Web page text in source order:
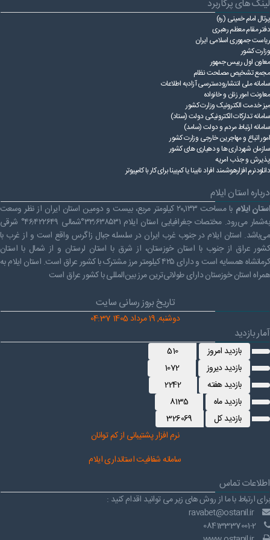
لینک های پرکاربرد
پرتال امام خمینی (ره)
دفتر مقام معظم رهبری
ریاست ‌جمهوری اسلامی ایران
وزارت کشور
معاون اول رییس جمهور
مجمع تشخیص مصلحت نظام
سامانه ملی انتشارودسترسی آزادبه اطلاعات
معاونت امور زنان و خانواده
میز خدمت الکترونیک وزارت کشور
سامانه تدارکات الکترونیکی دولت (ستاد)
سامانه ارتباط مردم و دولت (سامد)
امور اتباع و مهاجرین خارجی وزارت کشور
سازمان شهرداری ها و دهیاری های کشور
پذیرش و جذب امریه
دانلودنرم افزارهوشمند افراد نابینا یا کم‌بینا برای کار با کامپیوتر
درباره استان ایلام
استان ایلام
با مساحت ۲۰٬۱۳۳ کیلومتر مربع، بیست و دومین استان ایران از نظر وسعت
به‌شمار می‌رود. مختصات جغرافیایی استان ایلام ۳۳٫۶۳۸۵۳۱°شمالی ۴۶٫۴۲۲۶۴۹° شرقی
می‌باشد. استان ایلام در جنوب غرب ایران در سلسله جبال زاگرس واقع است و از غرب با
کشور عراق از جنوب با استان خوزستان، از شرق با استان لرستان و از شمال با استان
کرمانشاه همسایه است و دارای ۴۲۵ کیلومتر مرز مشترک با کشور عراق است. استان ایلام به
همراه استان خوزستان دارای طولانی‌ترین مرز بین‌المللی با کشور عراق است
تاریخ بروز رسانی سایت
دوشنبه, 19 مرداد 1405 04:37
آمار بازدید
بازدید امروز
510
بازدید دیروز
1072
بازدید هفته
2242
بازدید ماه
8135
بازدید کل
326069
نرم افزار پشتیبانی از کم توانان
سامانه شفافیت استانداری ایلام
اطلاعات تماس
برای ارتباط با ما از روش های زیر می توانید اقدام کنید :
ravabet@ostanil.ir
راهنمای فعالان اقتصادی
قانون برنامه هفتم توسعه
قوانین عادی
آئین نامه ها
بخشنامه ها
اسناد بالادستی